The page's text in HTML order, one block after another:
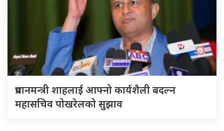
प्रधानमन्त्री शाहलाई आफ्नो कार्यशैली बदल्न
महासचिव पोखरेलको सुझाव